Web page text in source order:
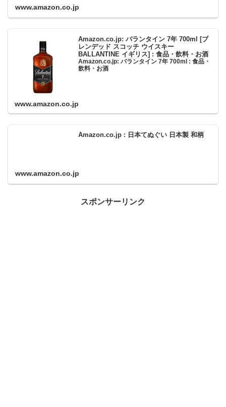
www.amazon.co.jp
Amazon.co.jp: バランタイン 7年 700ml [ブ
レンデッド スコッチ ウイスキー
BALLANTINE イギリス] : 食品・飲料・お酒
Amazon.co.jp: バランタイン 7年 700ml : 食品・
飲料・お酒
www.amazon.co.jp
Amazon.co.jp : 日本てぬぐい 日本製 和柄
www.amazon.co.jp
スポンサーリンク